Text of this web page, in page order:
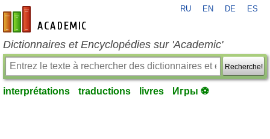
fr-academic.com
RU EN DE ES
Dictionnaires et Encyclopédies sur 'Academic'
Recherche!
interprétations traductions livres Игры ⚽